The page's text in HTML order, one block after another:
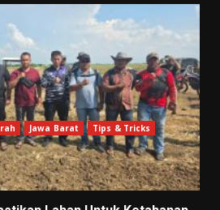
Jawa Barat Tips & Tricks